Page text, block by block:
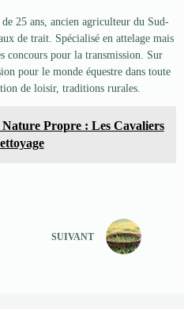
25 ans, ancien agriculteur du Sud-
de trait. Spécialisé en attelage mais
concours pour la transmission. Sur
pour le monde équestre dans toute
de loisir, traditions rurales.
Propre : Les Cavaliers
SUIVANT